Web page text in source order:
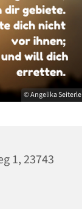
© Angelika Seiterle
1, 23743